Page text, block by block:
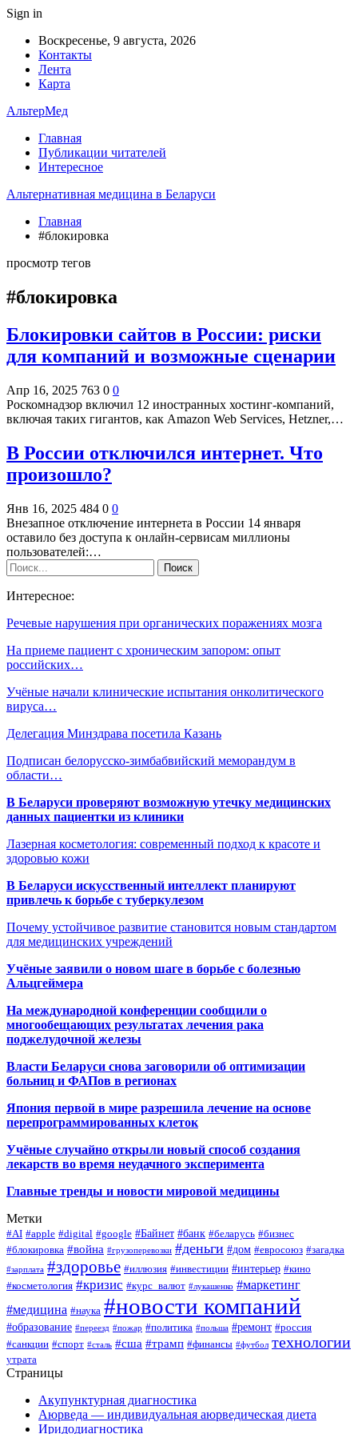
Sign in
Воскресенье, 9 августа, 2026
Контакты
Лента
Карта
АльтерМед
Главная
Публикации читателей
Интересное
Альтернативная медицина в Беларуси
Главная
#блокировка
просмотр тегов
#блокировка
Блокировки сайтов в России: риски
для компаний и возможные сценарии
Апр 16, 2025 763 0 0
Роскомнадзор включил 12 иностранных хостинг-компаний,
включая таких гигантов, как Amazon Web Services, Hetzner,…
В России отключился интернет. Что
произошло?
Янв 16, 2025 484 0 0
Внезапное отключение интернета в России 14 января
оставило без доступа к онлайн-сервисам миллионы
пользователей:…
Интересное:
Речевые нарушения при органических поражениях мозга
На приеме пациент с хроническим запором: опыт
российских…
Учёные начали клинические испытания онколитического
вируса…
Делегация Минздрава посетила Казань
Подписан белорусско-зимбабвийский меморандум в
области…
В Беларуси проверяют возможную утечку медицинских
данных пациентки из клиники
Лазерная косметология: современный подход к красоте и
здоровью кожи
В Беларуси искусственный интеллект планируют
привлечь к борьбе с туберкулезом
Почему устойчивое развитие становится новым стандартом
для медицинских учреждений
Учёные заявили о новом шаге в борьбе с болезнью
Альцгеймера
На международной конференции сообщили о
многообещающих результатах лечения рака
поджелудочной железы
Власти Беларуси снова заговорили об оптимизации
больниц и ФАПов в регионах
Япония первой в мире разрешила лечение на основе
перепрограммированных клеток
Учёные случайно открыли новый способ создания
лекарств во время неудачного эксперимента
Главные тренды и новости мировой медицины
Метки
#AI #apple #digital #google #Байнет #банк #беларусь #бизнес
#блокировка #война #грузоперевозки #деньги #дом #евросоюз #загадка
#зарплата #здоровье #иллюзия #инвестиции #интерьер #кино
#косметология #кризис #курс_валют #лукашенко #маркетинг
#медицина #наука #новости компаний
#образование #переезд #пожар #политика #польша #ремонт #россия
#санкции #спорт #сталь #сша #трамп #финансы #футбол технологии
утрата
Страницы
Акупунктурная диагностика
Аюрведа — индивидуальная аюрведическая диета
Иридодиагностика